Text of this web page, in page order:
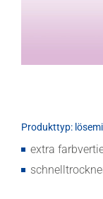
Produkttyp:
extra